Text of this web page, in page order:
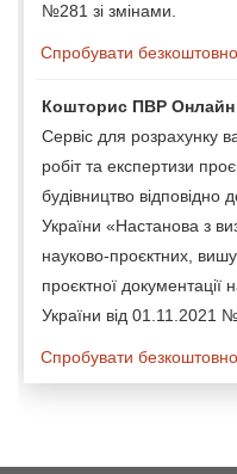
№281 зі змінами.
Спробувати
Кошторис ПВР Онлайн
Сервіс для розрахунку
робіт та експертизи
будівництво
України «Настанова з
науково-проєктних,
проєктної документації
України від 01.11.2021
Спробувати